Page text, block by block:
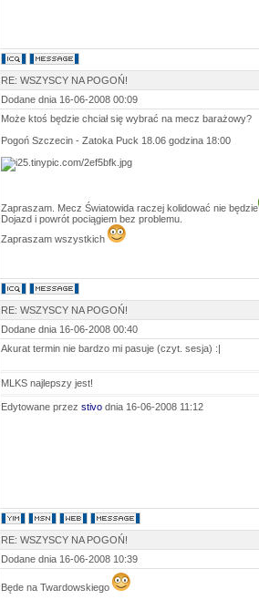
RE: WSZYSCY NA POGOŃ!
Dodane dnia 16-06-2008 00:09
Może ktoś będzie chciał się wybrać na mecz barażowy?
Pogoń Szczecin - Zatoka Puck 18.06 godzina 18:00
Zapraszam. Mecz Światowida raczej kolidować nie będzie
Dojazd i powrót pociągiem bez problemu.
Zapraszam wszystkich
RE: WSZYSCY NA POGOŃ!
Dodane dnia 16-06-2008 00:40
Akurat termin nie bardzo mi pasuje (czyt. sesja) :|
MLKS najlepszy jest!
Edytowane przez stivo dnia 16-06-2008 11:12
RE: WSZYSCY NA POGOŃ!
Dodane dnia 16-06-2008 10:39
Będe na Twardowskiego